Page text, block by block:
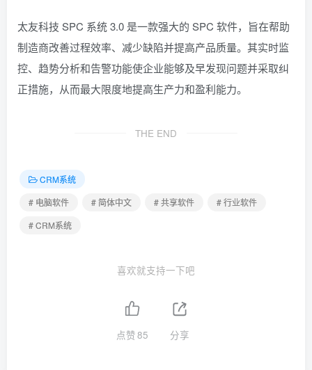
太友科技 SPC 系统 3.0 是一款强大的 SPC 软件，旨在帮助
制造商改善过程效率、减少缺陷并提高产品质量。其实时监
控、趋势分析和告警功能使企业能够及早发现问题并采取纠
正措施，从而最大限度地提高生产力和盈利能力。
THE END
CRM系统
# 电脑软件
# 简体中文 # 共享软件
# 行业软件
# CRM系统
喜欢就支持一下吧
点赞85 分享